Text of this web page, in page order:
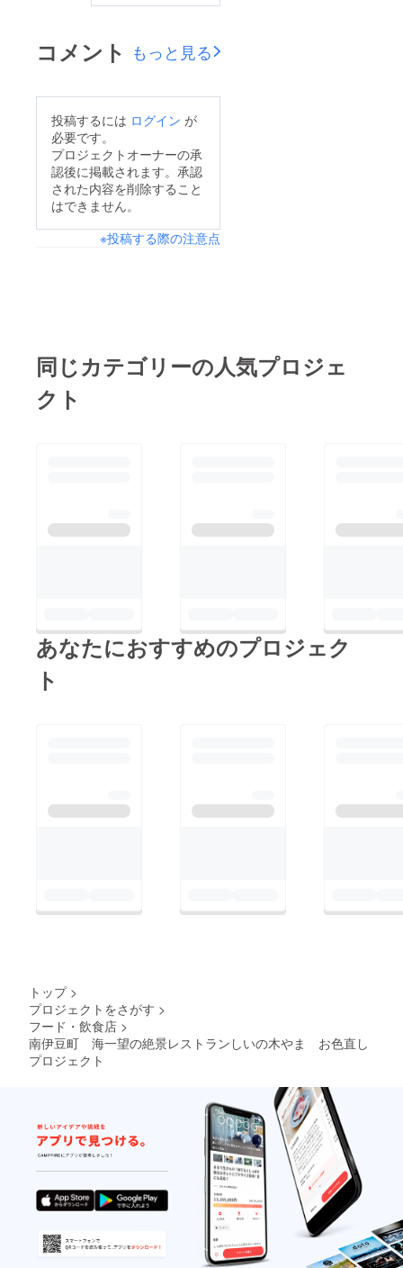
コメント もっと見る
投稿するには ログイン が
必要です。
プロジェクトオーナーの承
認後に掲載されます。承認
された内容を削除すること
はできません。
※投稿する際の注意点
同じカテゴリーの人気プロジェ
クト
あなたにおすすめのプロジェク
ト
トップ >
プロジェクトをさがす >
フード・飲食店 >
南伊豆町 海一望の絶景レストランしいの木やま お色直し
プロジェクト